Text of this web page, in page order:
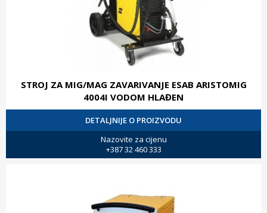
STROJ ZA MIG/MAG ZAVARIVANJE ESAB ARISTOMIG
4004I VODOM HLAĐEN
DETALJNIJE O PROIZVODU
Nazovite za cijenu
+387 32 460 333